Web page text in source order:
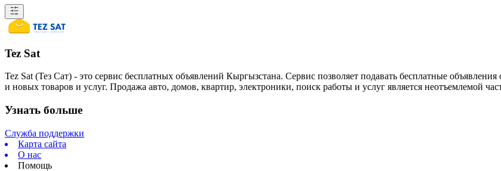
Tez Sat
Tez Sat (Тез Сат) - это сервис бесплатных объявлений Кыргызстана. Сервис позволяет подавать бесплатные
и новых товаров и услуг. Продажа авто, домов, квартир, электроники, поиск работы и услуг является неотъемлемой
Узнать больше
Служба поддержки
Карта сайта
О нас
Помощь